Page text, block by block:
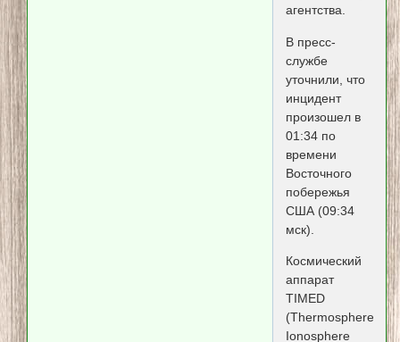
агентства.
В пресс-
службе
уточнили, что
инцидент
произошел в
01:34 по
времени
Восточного
побережья
США (09:34
мск).
Космический
аппарат
TIMED
(Thermosphere
Ionosphere